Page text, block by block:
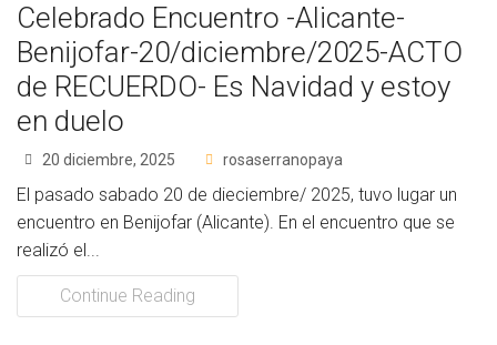
Celebrado Encuentro -Alicante-
Benijofar-20/diciembre/2025-ACTO
de RECUERDO- Es Navidad y estoy
en duelo
20 diciembre, 2025 rosaserranopaya
El pasado sabado 20 de dieciembre/ 2025, tuvo lugar un
encuentro en Benijofar (Alicante). En el encuentro que se
realizó el...
Continue Reading